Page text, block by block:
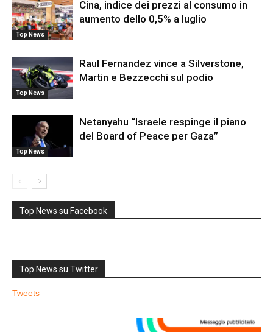
Top News
Cina, indice dei prezzi al consumo in
aumento dello 0,5% a luglio
Top News
Raul Fernandez vince a Silverstone,
Martin e Bezzecchi sul podio
Top News
Netanyahu “Israele respinge il piano
del Board of Peace per Gaza”
Top News su Facebook
Top News su Twitter
Tweets